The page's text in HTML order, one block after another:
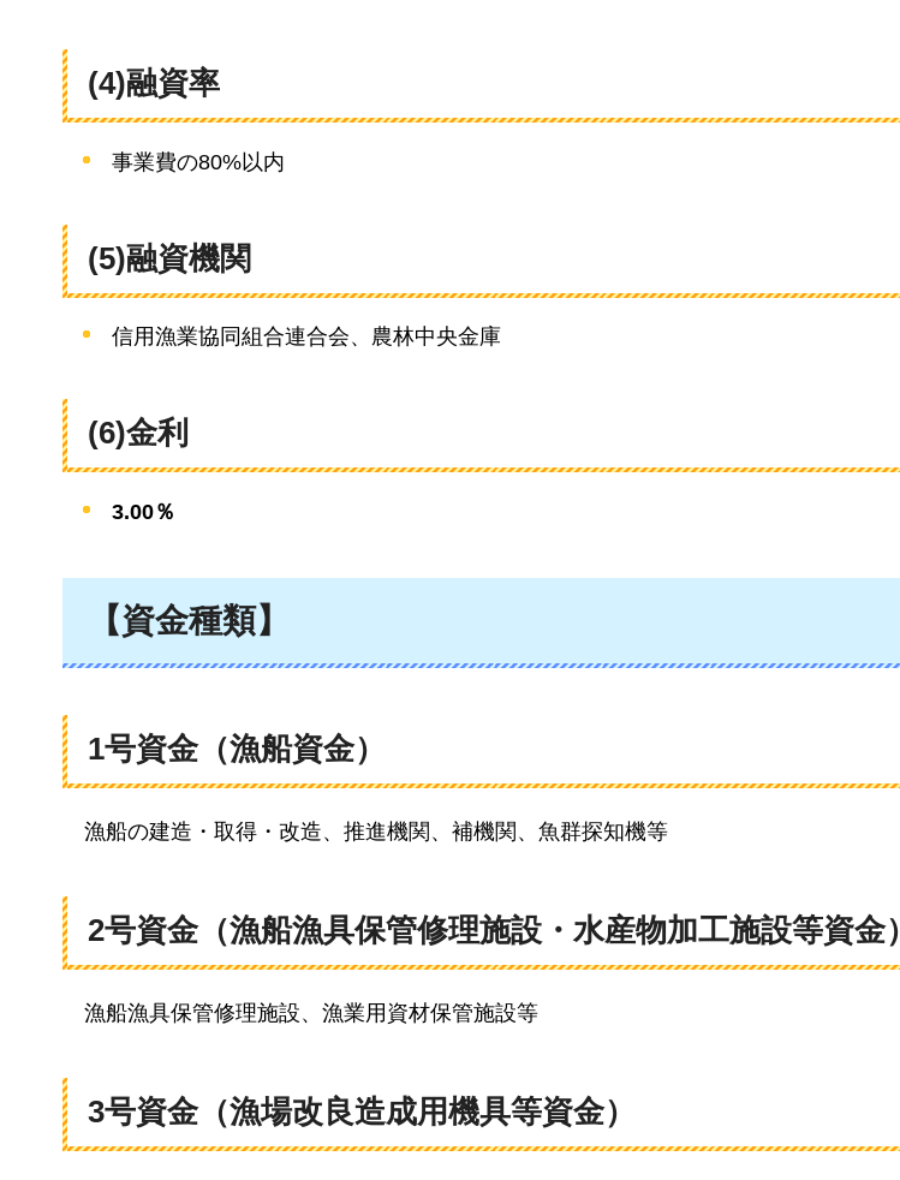
(4)融資率
事業費の80%以内
(5)融資機関
信用漁業協同組合連合会、農林中央金庫
(6)金利
3.00％
【資金種類】
1号資金（漁船資金）
漁船の建造・取得・改造、推進機関、補機関、魚群探知機等
2号資金（漁船漁具保管修理施設・水産物加工施設等資金）
漁船漁具保管修理施設、漁業用資材保管施設等
3号資金（漁場改良造成用機具等資金）